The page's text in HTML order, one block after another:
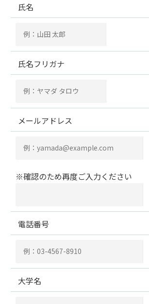
氏名
氏名フリガナ
メールアドレス
※確認のため再度ご入力ください
電話番号
大学名